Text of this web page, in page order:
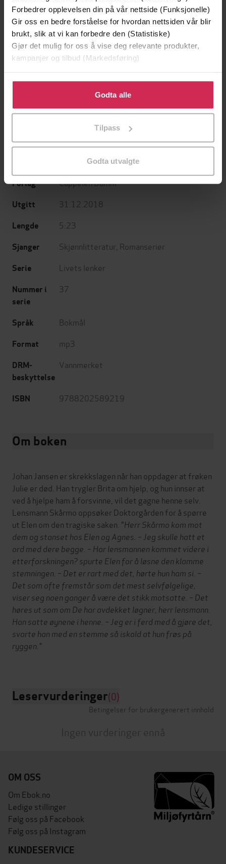
Forbedrer opplevelsen din på vår nettside (Funksjonelle)
Gir oss en bedre forståelse for hvordan nettsiden vår blir
brukt, slik at vi kan forbedre den (Statistiske)
Gjør det mulig for oss å vise deg relevante produkter,
kampanjer og tilbud (Markedsføring)
Klikk på «Godta alle» for å gi oss ditt samtykke til å
bruke cookies for alle disse formålene. Du kan også
tilpasse ditt samtykke til spesifikke formål ved å klikke
Godta alle
Tilpass
Godta utvalgte
199,-
Jo Nesbø
Jørn Lier Horst
Forfattere Christin Grilstad Prøis(forfatter),Christin
Grilstad Prøis(innleser)
Forlag Cappelen Damm
Utgitt 31.12.2018
Lengde 5:23
Sjanger Skjønnlitteratur Romanserier
Serie Livets lenker
Nummer i
serie
37
Språk Bokmål
Format mp3
DRM-
beskyttelse
Vannmerket
ISBN 9788202589219
Om boken
Johan Jansen er skrekkslagen når han oppdager at frøken
Julie er død. Han trygler Brita om hjelp, og hun innser at
ved å hjelpe ham å forsvinne, vil det gagne henne selv.
Lensmann Skårmo oppsøker Doktorgården for å spørre
ut Elen om den tragiske saken. "Herr Skårmo kom mot
dem og stanset hos Elen og Agnes. – Jeg skulle hatt et
ord med dere begge. – Har lensmannen kommet videre i
etterforskningen? spurte Elen for å løsne den klamme
stemningen. – Det er rart med det, hørte hun ham si. –
Det som ofte fremstår som det mest selvfølgelige,
viser seg noen ganger å være det stikk motsatte. – Det
høres ut som om De har avdekket løgner, herr lensmann.
Han satte øynene i henne. – Jeg er i ferd med å gjøre det,
svarte han med en stemme så iskald at hun frøs på
ryggen."
Leservurderinger(0)
Betingelser for brukergenerert innhold
Ingen vurderinger ennå
OM OSS
Om Ebok.no
Ledige stillinger
Følg oss på Facebook
Følg oss på Instagram
KUNDESERVICE